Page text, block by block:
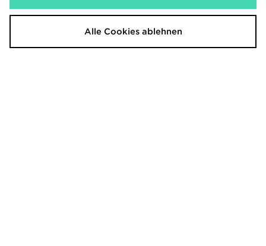
Under Armour Storm Cap
47 Brand MLB New York Yankees
28,00€
Alle Cookies ablehnen